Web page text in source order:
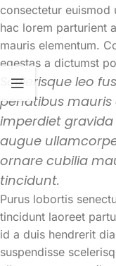
consectetur euismod
hac lorem parturient
mauris elementum.
egestas a dictumst
Scelerisque leo
penatibus
imperdiet
augue
ornare cubilia
tincidunt.
Purus lobortis
tincidunt laoreet
id a duis hendrerit
suspendisse